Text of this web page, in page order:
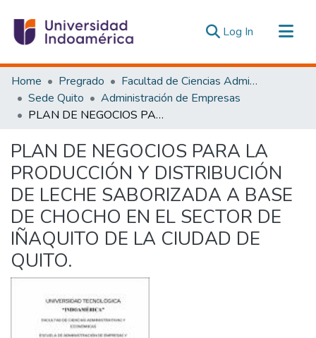
Log In (current)
Communities & Collections
All of DSpace
Statistics
Home Pregrado
Facultad de Ciencias Administrativas y Económicas
Sede Quito
Administración de Empresas
PLAN DE NEGOCIOS PARA LA PRODUCCIÓN Y DISTRIBUCIÓN DE LECHE SABORIZADA A BASE DE CHOCHO EN EL SECTOR DE IÑAQUITO DE LA CIUDAD DE QUITO.
PLAN DE NEGOCIOS PARA LA
PRODUCCIÓN Y DISTRIBUCIÓN
DE LECHE SABORIZADA A BASE
DE CHOCHO EN EL SECTOR DE
IÑAQUITO DE LA CIUDAD DE
QUITO.